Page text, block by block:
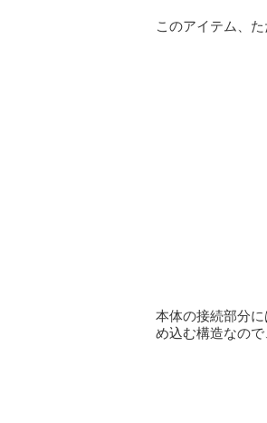
このアイテム、
本体の接続部分
め込む構造なので